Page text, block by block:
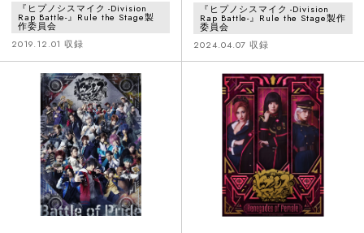
『ヒプノシスマイク -Division
Rap Battle-』Rule the Stage製
作委員会
2019.12.01 収録
『ヒプノシスマイク -Division
Rap Battle-』Rule the Stage製作
委員会
2024.04.07 収録